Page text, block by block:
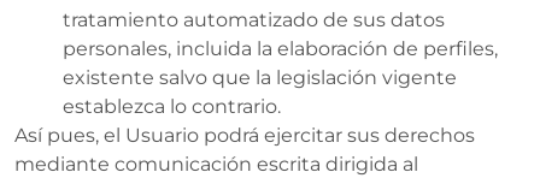
tratamiento automatizado de sus datos
personales, incluida la elaboración de perfiles,
existente salvo que la legislación vigente
establezca lo contrario.
Así pues, el Usuario podrá ejercitar sus derechos
mediante comunicación escrita dirigida al